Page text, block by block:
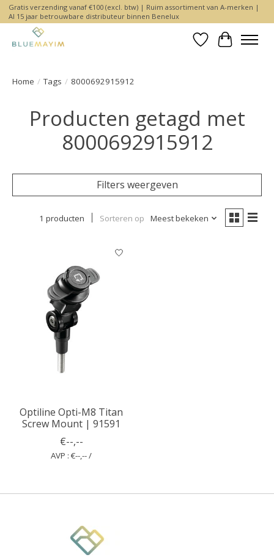
Gratis verzending vanaf €100 (excl. btw) | Ruim assortiment van A-merken |
Al 15 jaar betrouwbare distributeur binnen Benelux
Verlanglijst
Home / Tags / 8000692915912
Producten getagd met
8000692915912
Filters weergeven
1 producten Sorteren op Meest bekeken
Optiline Opti-M8 Titan
Screw Mount | 91591
€--,--
AVP : €--,-- /